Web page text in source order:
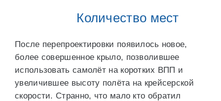
Количество мест
После перепроектировки появилось новое,
более совершенное крыло, позволившее
использовать самолёт на коротких ВПП и
увеличившее высоту полёта на крейсерской
скорости. Странно, что мало кто обратил